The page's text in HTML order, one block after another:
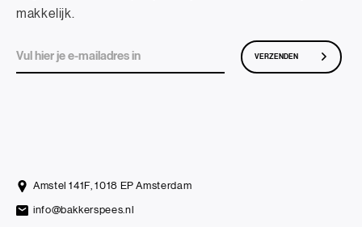
makkelijk.
VERZENDEN
Amstel 141F, 1018 EP Amsterdam
info@bakkerspees.nl